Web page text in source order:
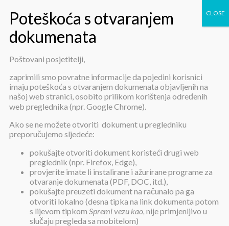
200. sjednica Upravnog vijeća
200. sjednica Upravnog vijeća
Objavljeno:20. prosinca 2024.
Saziv 200. sjednice (55. sjednice 8. saziva) Upravnog vijeća /pdf/
Poštovani posjetitelji,
zaprimili smo povratne informacije da pojedini korisnici
imaju poteškoća s otvaranjem dokumenata objavljenih na
našoj web stranici, osobito prilikom korištenja određenih
web preglednika (npr. Google Chrome).
Ako se ne možete otvoriti dokument u pregledniku
preporučujemo sljedeće:
pokušajte otvoriti dokument koristeći drugi web
preglednik (npr. Firefox, Edge),
provjerite imate li instalirane i ažurirane programe za
otvaranje dokumenata (PDF, DOC, itd.),
pokušajte preuzeti dokument na računalo pa ga
otvoriti lokalno (desna tipka na link dokumenta potom
s lijevom tipkom Spremi vezu kao, nije primjenljivo u
slučaju pregleda sa mobitelom)